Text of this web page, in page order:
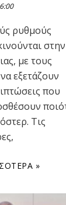
ρυθμούς
στην
με τους
εξετάζουν
που
Τις
»